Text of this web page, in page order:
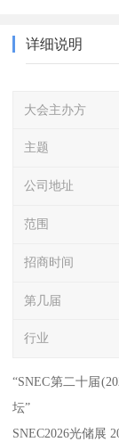
详细说明
大会主办方
主题
公司地址
范围
招商时间
第几届
行业
“SNEC第二十届
坛”
SNEC2026光储展